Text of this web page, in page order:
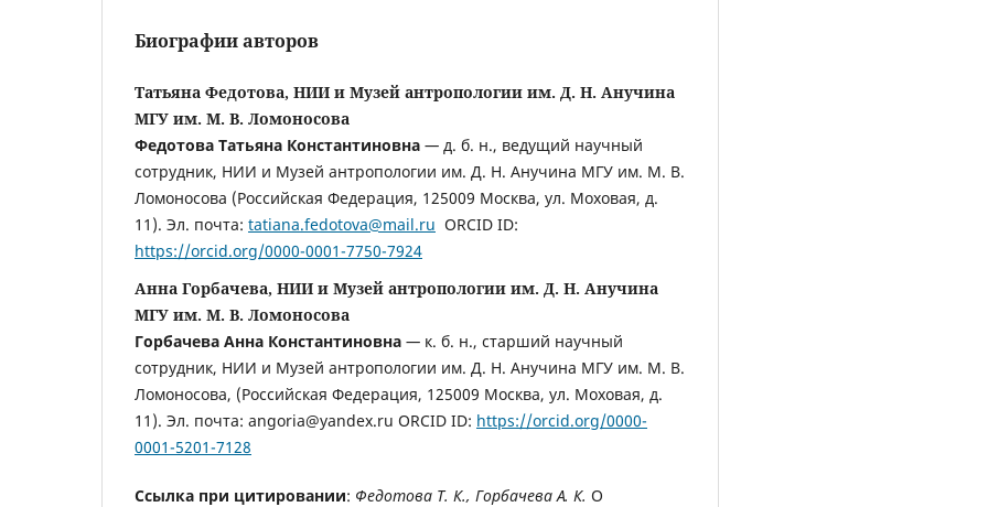
Биографии авторов
Татьяна Федотова, НИИ и Музей антропологии им. Д. Н. Анучина
МГУ им. М. В. Ломоносова
Федотова Татьяна Константиновна — д. б. н., ведущий научный
сотрудник, НИИ и Музей антропологии им. Д. Н. Анучина МГУ им. М. В.
Ломоносова (Российская Федерация, 125009 Москва, ул. Моховая, д.
11). Эл. почта: tatiana.fedotova@mail.ru ORCID ID:
https://orcid.org/0000-0001-7750-7924
Анна Горбачева, НИИ и Музей антропологии им. Д. Н. Анучина
МГУ им. М. В. Ломоносова
Горбачева Анна Константиновна — к. б. н., старший научный
сотрудник, НИИ и Музей антропологии им. Д. Н. Анучина МГУ им. М. В.
Ломоносова, (Российская Федерация, 125009 Москва, ул. Моховая, д.
11). Эл. почта: angoria@yandex.ru ORCID ID: https://orcid.org/0000-
0001-5201-7128
Ссылка при цитировании: Федотова Т. К., Горбачева А. К. О